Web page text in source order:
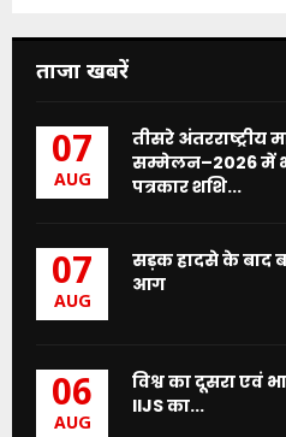
ताजा खबरें
07
AUG
तीसरे अंतरराष्ट्रीय
सम्मेलन–2026 में
पत्रकार शशि...
07
AUG
सड़क हादसे के बाद
आग
06
AUG
विश्व का दूसरा एवं
IIJS का...